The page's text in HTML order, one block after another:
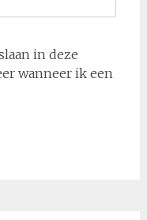
in deze
wanneer ik een